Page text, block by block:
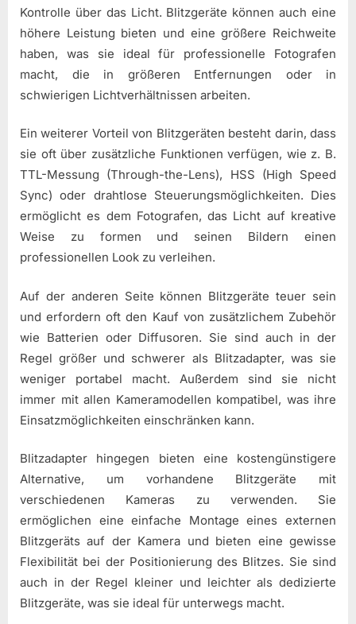
Kontrolle über das Licht. Blitzgeräte können auch eine
höhere Leistung bieten und eine größere Reichweite
haben, was sie ideal für professionelle Fotografen
macht, die in größeren Entfernungen oder in
schwierigen Lichtverhältnissen arbeiten.
Ein weiterer Vorteil von Blitzgeräten besteht darin, dass
sie oft über zusätzliche Funktionen verfügen, wie z. B.
TTL-Messung (Through-the-Lens), HSS (High Speed
Sync) oder drahtlose Steuerungsmöglichkeiten. Dies
ermöglicht es dem Fotografen, das Licht auf kreative
Weise zu formen und seinen Bildern einen
professionellen Look zu verleihen.
Auf der anderen Seite können Blitzgeräte teuer sein
und erfordern oft den Kauf von zusätzlichem Zubehör
wie Batterien oder Diffusoren. Sie sind auch in der
Regel größer und schwerer als Blitzadapter, was sie
weniger portabel macht. Außerdem sind sie nicht
immer mit allen Kameramodellen kompatibel, was ihre
Einsatzmöglichkeiten einschränken kann.
Blitzadapter hingegen bieten eine kostengünstigere
Alternative, um vorhandene Blitzgeräte mit
verschiedenen Kameras zu verwenden. Sie
ermöglichen eine einfache Montage eines externen
Blitzgeräts auf der Kamera und bieten eine gewisse
Flexibilität bei der Positionierung des Blitzes. Sie sind
auch in der Regel kleiner und leichter als dedizierte
Blitzgeräte, was sie ideal für unterwegs macht.